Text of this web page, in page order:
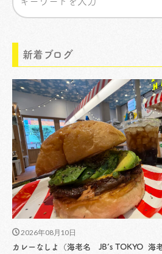
新着ブログ
2026年08月10日
カレーなしよ（海老名 JB’s TOKYO 海